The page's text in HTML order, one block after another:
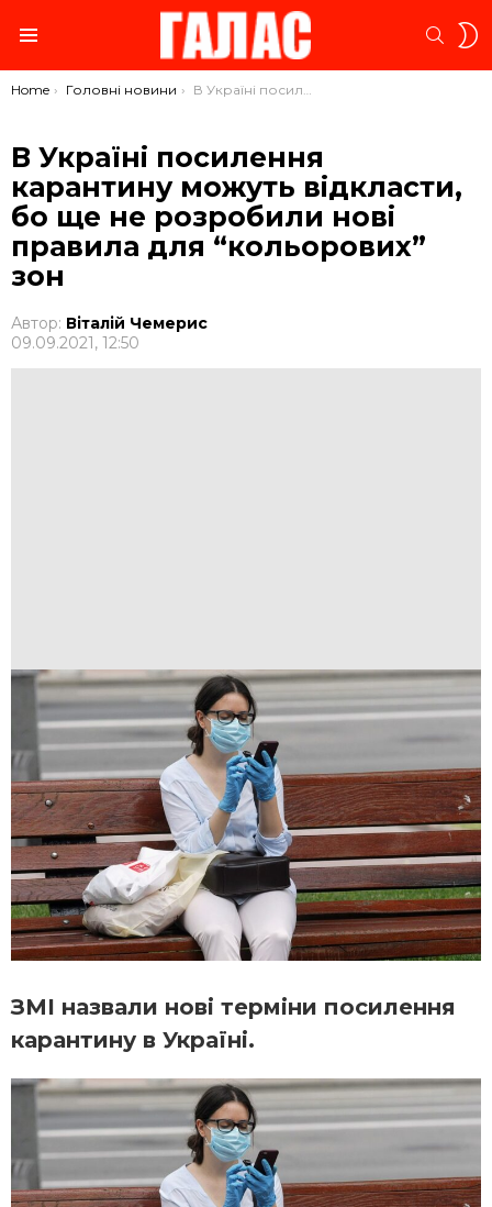
You are here:
Home Головні новини В Україні посилення карантину можуть відкласти, бо ще не розробили нові правила для “кольорових” зон
В Україні посилення
карантину можуть відкласти,
бо ще не розробили нові
правила для “кольорових”
зон
Автор: Віталій Чемерис
09.09.2021, 12:50
ЗМІ назвали нові терміни посилення
карантину в Україні.